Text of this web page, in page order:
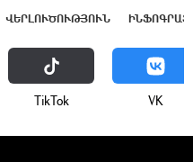
ՎԵՐԼՈՒԾՈՒԹՅՈՒՆ
ТikТоk VK